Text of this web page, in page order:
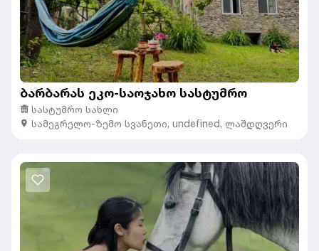
ბარბარას ეკო-საოჯახო სასტუმრო
სასტუმრო სახლი
სამეგრელო-ზემო სვანეთი, undefined, ლაშდღვერი